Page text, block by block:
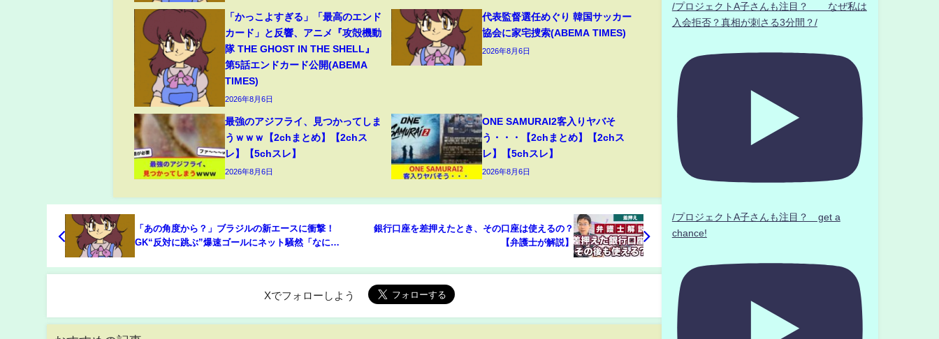
「かっこよすぎる」「最高のエンド
カード」と反響、アニメ『攻殻機動
隊 THE GHOST IN THE SHELL』
第5話エンドカード公開(ABEMA
TIMES)
2026年8月6日
代表監督選任めぐり 韓国サッカー
協会に家宅捜索(ABEMA TIMES)
2026年8月6日
最強のアジフライ、見つかってしま
うｗｗｗ【2chまとめ】【2chス
レ】【5chスレ】
2026年8月6日
ONE SAMURAI2客入りヤバそ
う・・・【2chまとめ】【2chス
レ】【5chスレ】
2026年8月6日
「あの角度から？」ブラジルの新エースに衝撃！
GK“反対に跳ぶ”爆速ゴールにネット騒然「なに今
銀行口座を差押えたとき、その口座は使えるの？
【弁護士が解説】
Xでフォローしよう
/プロジェクトA子さんも注目？ なぜ私は
入会拒否？真相が刺さる3分間？/
/プロジェクトA子さんも注目？ get a
chance!